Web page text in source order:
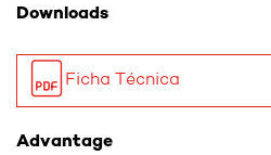
Downloads
Ficha Técnica
Advantage